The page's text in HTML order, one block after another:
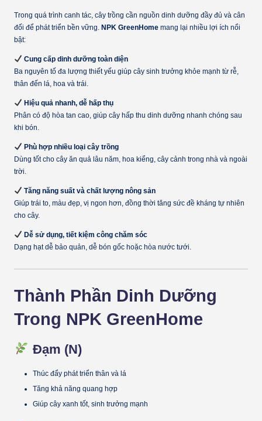
Trong quá trình canh tác, cây trồng cần nguồn dinh dưỡng đầy đủ và cân
đối để phát triển bền vững. NPK GreenHome mang lại nhiều lợi ích nổi
bật:
Cung cấp dinh dưỡng toàn diện
Ba nguyên tố đa lượng thiết yếu giúp cây sinh trưởng khỏe mạnh từ rễ,
thân đến lá, hoa và trái.
Hiệu quả nhanh, dễ hấp thụ
Phân có độ hòa tan cao, giúp cây hấp thu dinh dưỡng nhanh chóng sau
khi bón.
Phù hợp nhiều loại cây trồng
Dùng tốt cho cây ăn quả lâu năm, hoa kiểng, cây cảnh trong nhà và ngoài
trời.
Tăng năng suất và chất lượng nông sản
Giúp trái to, màu đẹp, vị ngon hơn, đồng thời tăng sức đề kháng tự nhiên
cho cây.
Dễ sử dụng, tiết kiệm công chăm sóc
Dạng hạt dễ bảo quản, dễ bón gốc hoặc hòa nước tưới.
Thành Phần Dinh Dưỡng
Trong NPK GreenHome
Đạm (N)
Thúc đẩy phát triển thân và lá
Tăng khả năng quang hợp
Giúp cây xanh tốt, sinh trưởng mạnh